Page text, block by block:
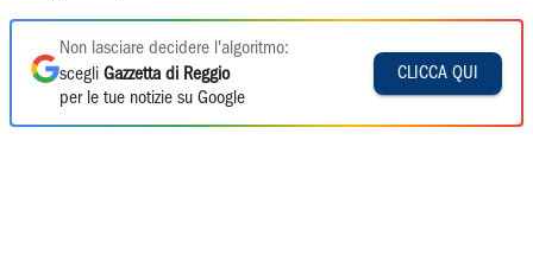
Non lasciare decidere l'algoritmo:
scegli Gazzetta di Reggio
per le tue notizie su Google
CLICCA QUI